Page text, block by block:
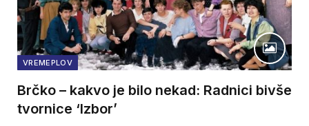
VREMEPLOV
Brčko – kakvo je bilo nekad: Radnici bivše
tvornice ‘Izbor’